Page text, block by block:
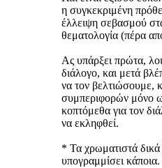
η συγκεκριμένη
έλλειψη σεβασμού
θεματολογία (πέρα
Ας υπάρξει πρώτα,
διάλογο, και μετά
να τον βελτιώσουμε,
συμπεριφορών μόνο
κοπτόμεθα για τον
να εκληφθεί.
* Τα χρωματιστά
υπογραμμίσει κάποια.